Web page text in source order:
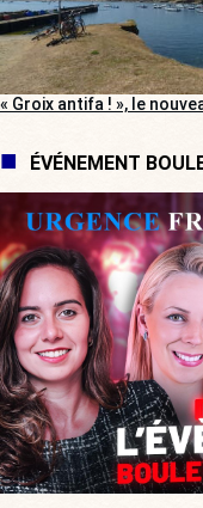
« Groix antifa ! », le
ÉVÉNEMENT